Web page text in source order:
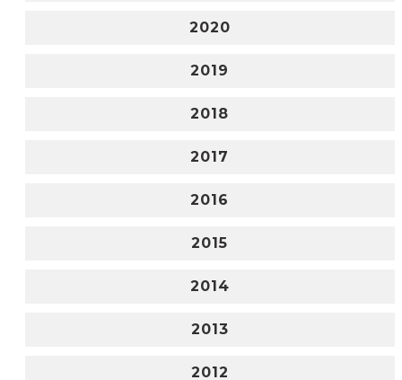
2020
2019
2018
2017
2016
2015
2014
2013
2012